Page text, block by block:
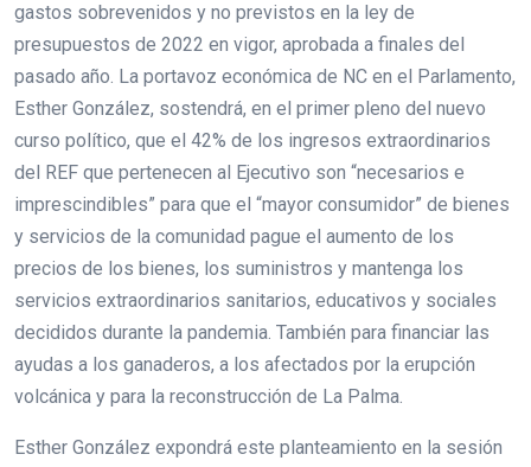
gastos sobrevenidos y no previstos en la ley de
presupuestos de 2022 en vigor, aprobada a finales del
pasado año. La portavoz económica de NC en el Parlamento,
Esther González, sostendrá, en el primer pleno del nuevo
curso político, que el 42% de los ingresos extraordinarios
del REF que pertenecen al Ejecutivo son “necesarios e
imprescindibles” para que el “mayor consumidor” de bienes
y servicios de la comunidad pague el aumento de los
precios de los bienes, los suministros y mantenga los
servicios extraordinarios sanitarios, educativos y sociales
decididos durante la pandemia. También para financiar las
ayudas a los ganaderos, a los afectados por la erupción
volcánica y para la reconstrucción de La Palma.
Esther González expondrá este planteamiento en la sesión